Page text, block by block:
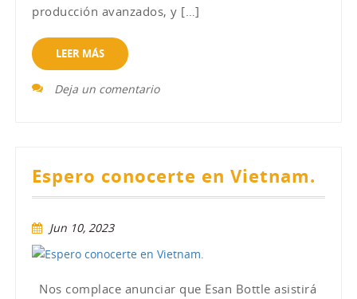
producción avanzados, y […]
LEER MÁS
Deja un comentario
Espero conocerte en Vietnam.
Jun 10, 2023
Nos complace anunciar que Esan Bottle asistirá